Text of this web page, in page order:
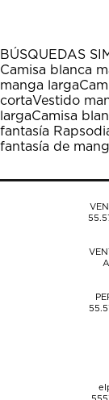
1
estrella
Esta
acción
abrirá
el
formulario
de
estrellas.
Esta
acción
abrirá
el
formulario
de
Esta
acción
abrirá
el
de
el
de
BÚSQUEDAS
Camisa blanca
manga larga
cortaVestido
largaCamisa
fantasía
fantasía de